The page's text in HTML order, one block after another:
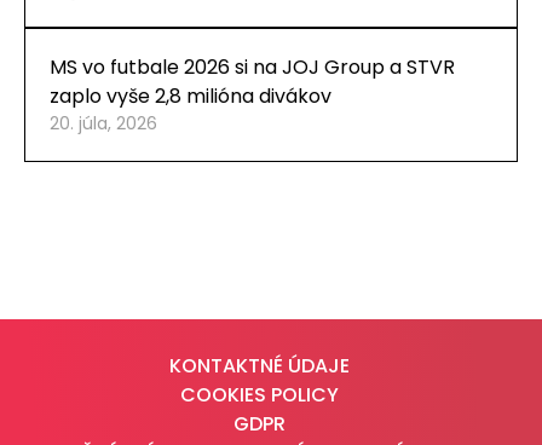
MS vo futbale 2026 si na JOJ Group a STVR
zaplo vyše 2,8 milióna divákov
20. júla, 2026
KONTAKTNÉ ÚDAJE
COOKIES POLICY
GDPR